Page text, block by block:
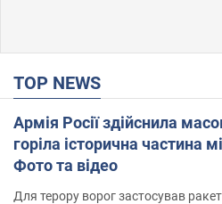
TOP NEWS
Армія Росії здійснила
горіла історична частина
Фото та відео
Для терору ворог застосував